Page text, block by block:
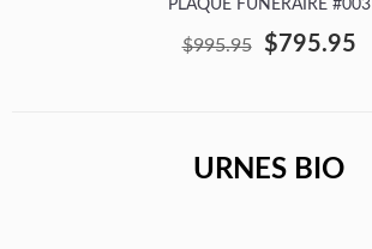
PLAQUE FUNÉRAIRE #003
$995.95 $795.95
URNES BIO